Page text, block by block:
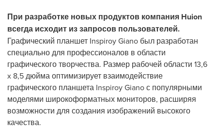
При разработке новых продуктов компания Huion
всегда исходит из запросов пользователей.
Графический планшет Inspiroy Giano был разработан
специально для профессионалов в области
графического творчества. Размер рабочей области 13,6
x 8,5 дюйма оптимизирует взаимодействие
графического планшета Inspiroy Giano с популярными
моделями широкоформатных мониторов, расширяя
возможности для создания изображений высокого
качества.